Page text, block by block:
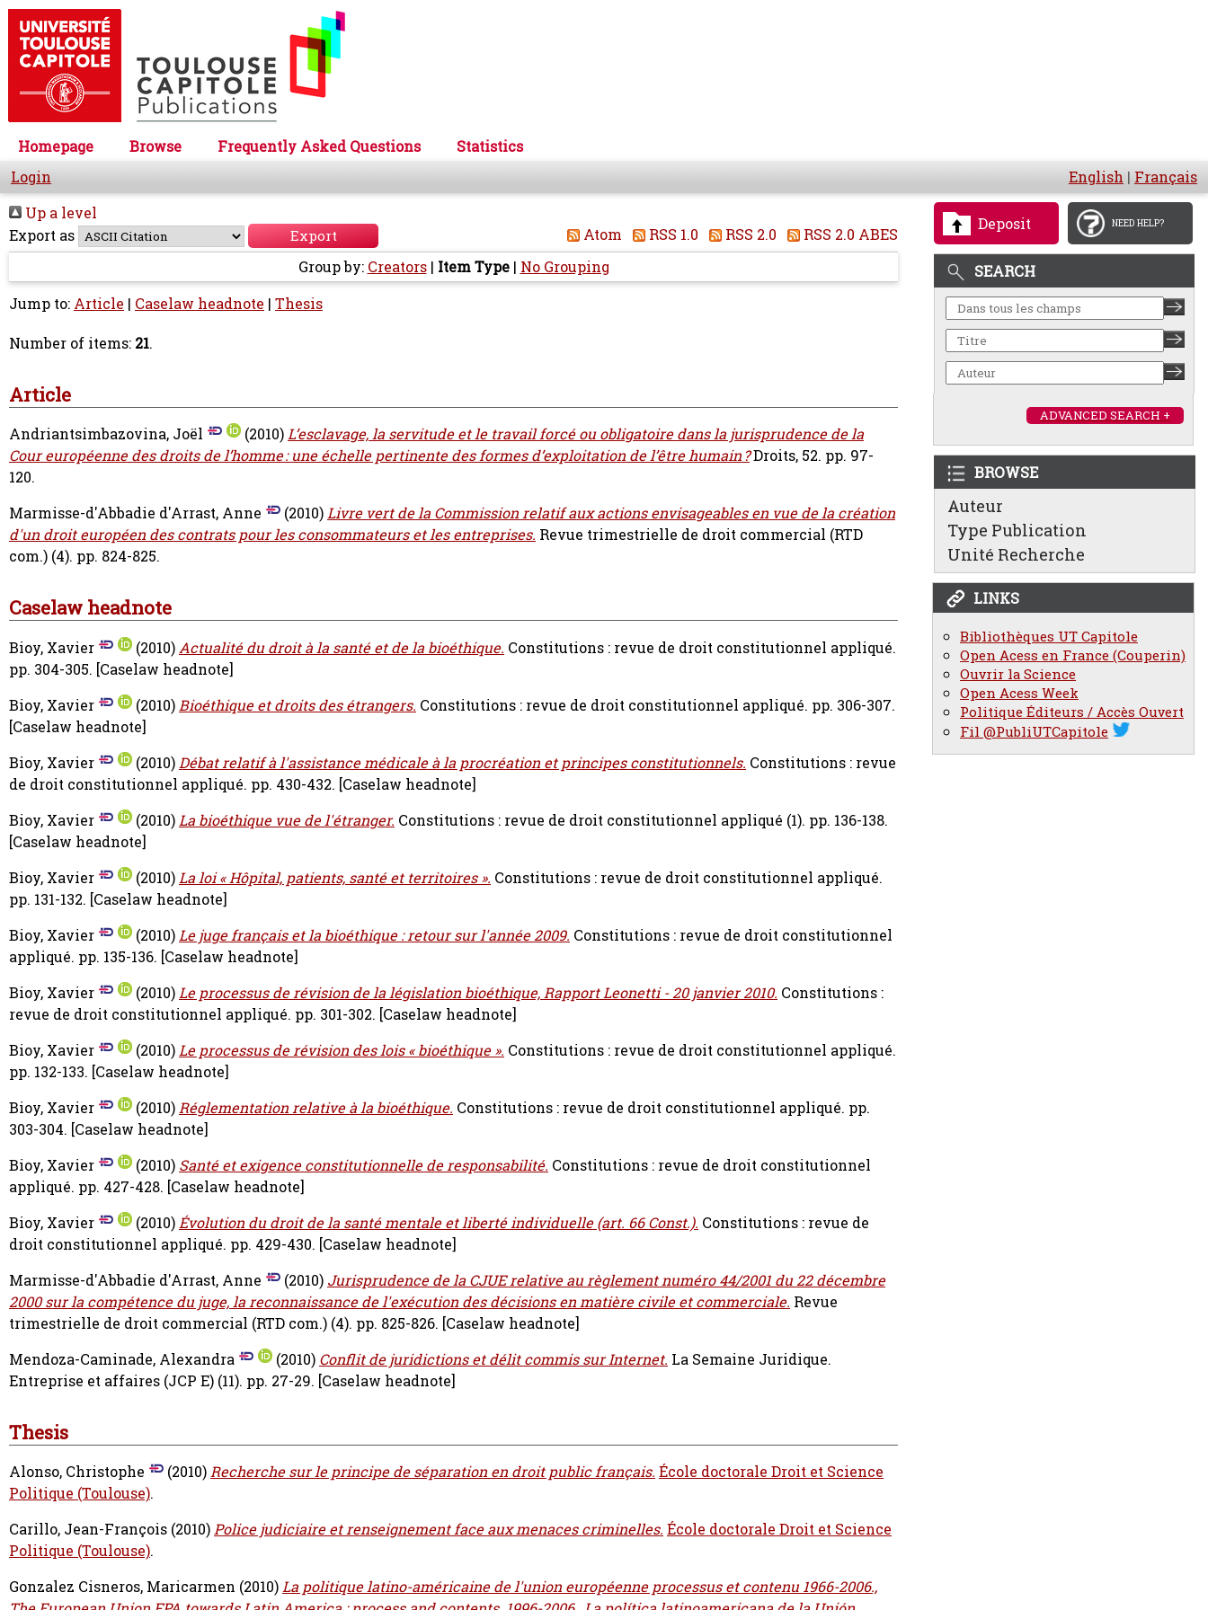
Homepage Browse Frequently Asked Questions
Statistics
Login
English | Français
Deposit NEED HELP?
SEARCH
ADVANCED SEARCH +
BROWSE
Auteur
Type Publication
Unité Recherche
LINKS
Bibliothèques UT Capitole
Open Acess en France (Couperin)
Ouvrir la Science
Open Acess Week
Politique Éditeurs / Accès Ouvert
Fil @PubliUTCapitole
Up a level
Export as
Atom RSS 1.0 RSS 2.0
RSS 2.0 ABES
Group by: Creators| Item Type| No Grouping
Jump to: Article | Caselaw headnote | Thesis
Number of items: 21.
Article
Andriantsimbazovina, Joël (2010)L’esclavage, la servitude et le travail forcé ou obligatoire dans la jurisprudence de la
Cour européenne des droits de l’homme : une échelle pertinente des formes d’exploitation de l’être humain ?Droits, 52. pp. 97-
120.
Marmisse-d'Abbadie d'Arrast, Anne
(2010)Livre vert de la Commission relatif aux actions envisageables en vue de la création
d'un droit européen des contrats pour les consommateurs et les entreprises. Revue trimestrielle de droit commercial (RTD
com.) (4). pp. 824-825.
Caselaw headnote
Bioy, Xavier (2010)Actualité du droit à la santé et de la bioéthique. Constitutions : revue de droit constitutionnel appliqué.
pp. 304-305. [Caselaw headnote]
Bioy, Xavier
(2010)Bioéthique et droits des étrangers. Constitutions : revue de droit constitutionnel appliqué. pp. 306-307.
[Caselaw headnote]
Bioy, Xavier
(2010)Débat relatif à l'assistance médicale à la procréation et principes constitutionnels. Constitutions : revue
de droit constitutionnel appliqué. pp. 430-432. [Caselaw headnote]
Bioy, Xavier
(2010)La bioéthique vue de l'étranger. Constitutions : revue de droit constitutionnel appliqué (1). pp. 136-138.
[Caselaw headnote]
Bioy, Xavier
(2010)La loi « Hôpital, patients, santé et territoires ». Constitutions : revue de droit constitutionnel appliqué.
pp. 131-132. [Caselaw headnote]
Bioy, Xavier
(2010)Le juge français et la bioéthique : retour sur l'année 2009. Constitutions : revue de droit constitutionnel
appliqué. pp. 135-136. [Caselaw headnote]
Bioy, Xavier
(2010)Le processus de révision de la législation bioéthique, Rapport Leonetti - 20 janvier 2010. Constitutions :
revue de droit constitutionnel appliqué. pp. 301-302. [Caselaw headnote]
Bioy, Xavier
(2010)Le processus de révision des lois « bioéthique ». Constitutions : revue de droit constitutionnel appliqué.
pp. 132-133. [Caselaw headnote]
Bioy, Xavier
(2010)Réglementation relative à la bioéthique. Constitutions : revue de droit constitutionnel appliqué. pp.
303-304. [Caselaw headnote]
Bioy, Xavier
(2010) Santé et exigence constitutionnelle de responsabilité. Constitutions : revue de droit constitutionnel
appliqué. pp. 427-428. [Caselaw headnote]
Bioy, Xavier
(2010)Évolution du droit de la santé mentale et liberté individuelle (art. 66 Const.). Constitutions : revue de
droit constitutionnel appliqué. pp. 429-430. [Caselaw headnote]
Marmisse-d'Abbadie d'Arrast, Anne
(2010) Jurisprudence de la CJUE relative au règlement numéro 44/2001 du 22 décembre
2000 sur la compétence du juge, la reconnaissance de l'exécution des décisions en matière civile et commerciale. Revue
trimestrielle de droit commercial (RTD com.) (4). pp. 825-826. [Caselaw headnote]
Mendoza-Caminade, Alexandra
(2010) Conflit de juridictions et délit commis sur Internet. La Semaine Juridique.
Entreprise et affaires (JCP E) (11). pp. 27-29. [Caselaw headnote]
Thesis
Alonso, Christophe (2010)Recherche sur le principe de séparation en droit public français. École doctorale Droit et Science
Politique (Toulouse).
Carillo, Jean-François (2010)Police judiciaire et renseignement face aux menaces criminelles. École doctorale Droit et Science
Politique (Toulouse).
Gonzalez Cisneros, Maricarmen (2010)La politique latino-américaine de l'union européenne processus et contenu 1966-2006.,